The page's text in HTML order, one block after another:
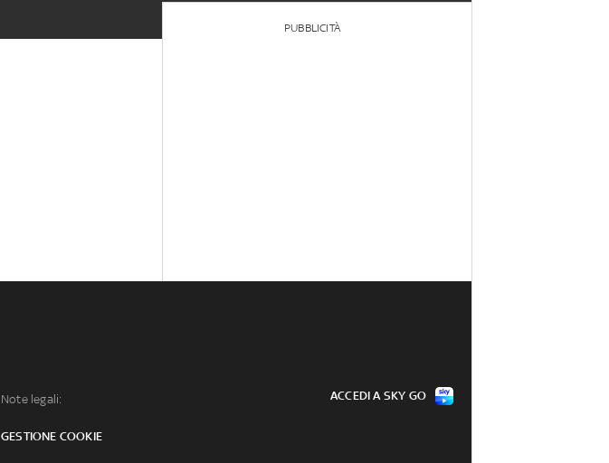
PUBBLICITÀ
Note legali:
GESTIONE COOKIE
ACCEDI A SKY GO